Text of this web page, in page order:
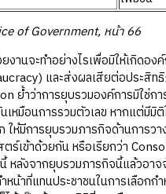
of Government, หน้า 66
งานจะทำอย่างไรเพื่อมิให้เกิดอง
และส่งผลเสียต่อประสิท
ย้ำว่าการยุบรวมองค์การมิใช่ก
เหมือนการรวมตัวเลข หากแต่มีมิ
ให้มีการยุบรวมภารกิจด้านการว
ร์เข้าด้วยกัน หรือเรียกว่า
หลังจากยุบรวมภารกิจนี้แล้วอา
หน้าที่แทนประชาชนในการเลือกก